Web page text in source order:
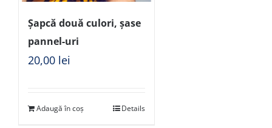
Șapcă două culori, șase
pannel-uri
20,00 lei
Adaugă în coș Details